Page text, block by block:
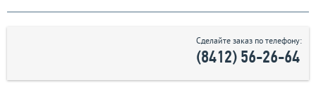
Сделайте заказ по телефону:
(8412) 56-26-64